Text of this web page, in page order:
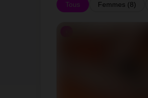
Tous Femmes (8)